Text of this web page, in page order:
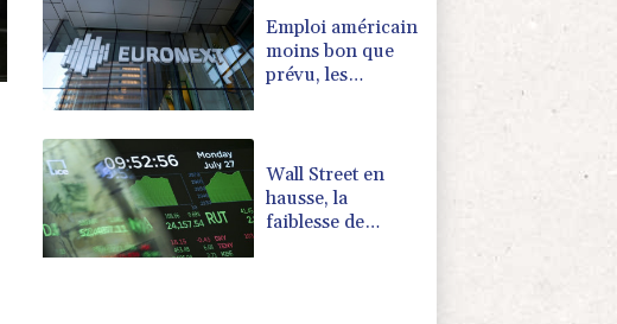
Emploi américain
moins bon que
prévu, les
Wall Street en
hausse, la
faiblesse de